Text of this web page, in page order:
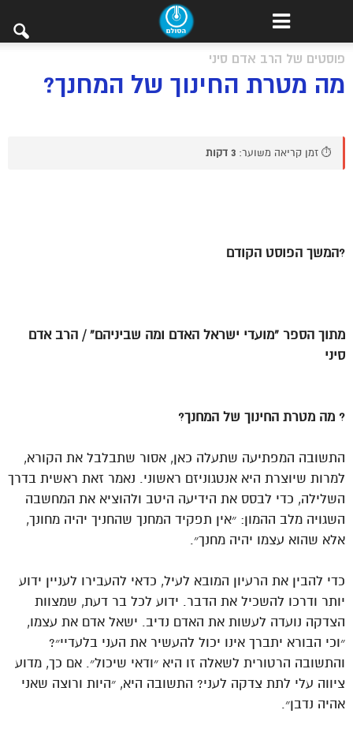
פוסטים של הרב אדם סיני
מה מטרת החינוך של המחנך?
⏱️ זמן קריאה משוער: 3 דקות
?המשך הפוסט הקודם
מתוך הספר “מועדי ישראל האדם ומה שביניהם” / הרב אדם
סיני
? מה מטרת החינוך של המחנך?
התשובה המפתיעה שתעלה כאן, אסור שתבלבל את הקורא,
למרות שיוצרת היא אנטגוניזם ראשוני. נאמר זאת ראשית בדרך
השלילה, כדי לבסס את הידיעה היטב ולהוציא את המחשבה
השגויה מלב ההמון: ״אין תפקיד המחנך שהחניך יהיה מחונך,
אלא שהוא עצמו יהיה מחנך״.
כדי להבין את הרעיון המובא לעיל, כדאי להעבירו לעניין ידוע
יותר ודרכו להשכיל את הדבר. ידוע לכל בר דעת, שמצוות
הצדקה נועדה לעשות את האדם נדיב. ישאל אדם את עצמו,
״וכי הבורא יתברך אינו יכול להעשיר את העני בלעדיי״?
והתשובה הרטורית לשאלה זו היא ״ודאי שיכול״. אם כך, מדוע
ציווה עלי לתת צדקה לעני? התשובה היא, ״היות ורוצה שאני
אהיה נדבן״.